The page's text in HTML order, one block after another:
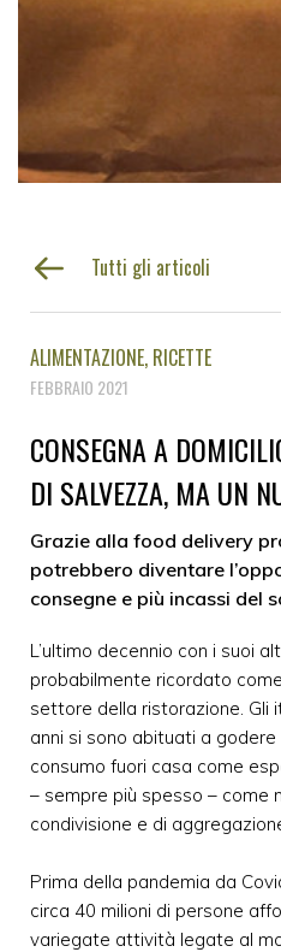
Tutti gli articoli
ALIMENTAZIONE RICETTE
FEBBRAIO 2021
CONSEGNA A
DI SALVEZZA, MA UN
Grazie alla food delivery
potrebbero diventare
consegne e più incassi del
L’ultimo decennio con i suoi
probabilmente ricordato
settore della ristorazione. Gli
anni si sono abituati a
consumo fuori casa come
– sempre più spesso – come
condivisione e di
Prima della pandemia da
circa 40 milioni di persone
variegate attività legate al